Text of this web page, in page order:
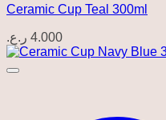
Ceramic Cup Teal 300ml
4.000 ر.ع.